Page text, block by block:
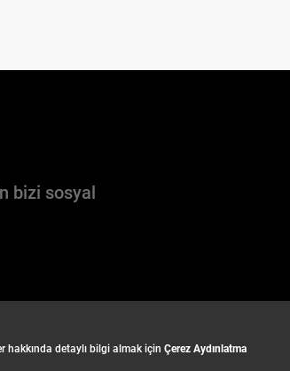
bizi sosyal
hakkında detaylı bilgi almak için Çerez Aydınlatma